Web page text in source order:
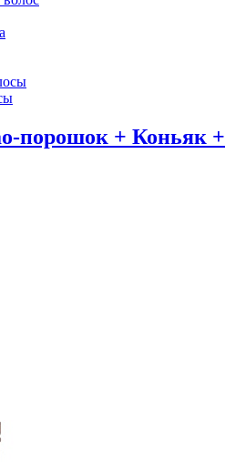
порошок + Коньяк +